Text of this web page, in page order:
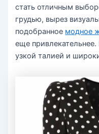
стать отличным
грудью, вырез
подобранное модное
еще
узкой талией и